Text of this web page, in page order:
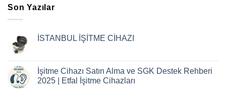
Son Yazılar
İSTANBUL İŞİTME CİHAZI
İŞİTME
CİHAZI
İşitme Cihazı Satın Alma ve SGK Destek Rehberi
2025 | Etfal İşitme Cihazları